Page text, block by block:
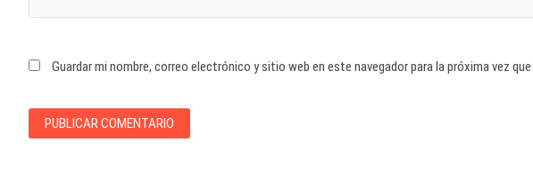
Guardar mi nombre, correo electrónico y sitio web en este navegador para la próxima vez